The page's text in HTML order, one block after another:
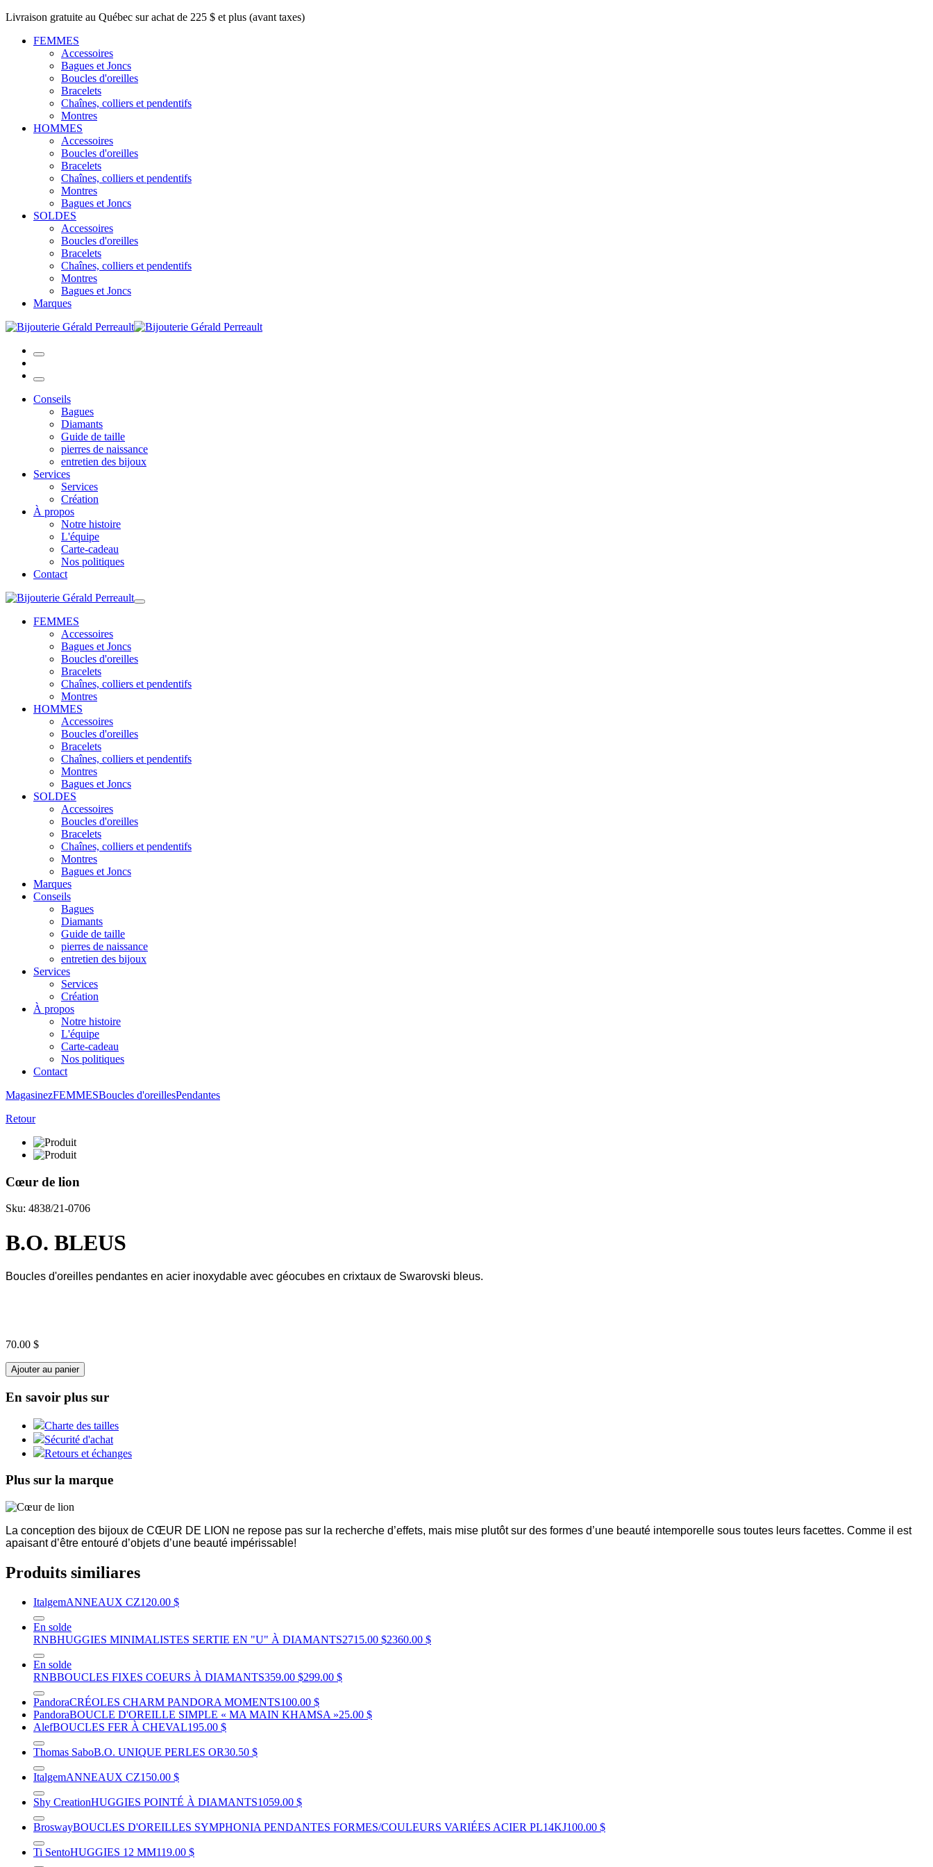
Livraison gratuite au Québec sur achat de 225 $ et plus (avant taxes)
FEMMES
Accessoires
Bagues et Joncs
Boucles d'oreilles
Bracelets
Chaînes, colliers et pendentifs
Montres
HOMMES
Accessoires
Boucles d'oreilles
Bracelets
Chaînes, colliers et pendentifs
Montres
Bagues et Joncs
SOLDES
Accessoires
Boucles d'oreilles
Bracelets
Chaînes, colliers et pendentifs
Montres
Bagues et Joncs
Marques
Conseils
Bagues
Diamants
Guide de taille
pierres de naissance
entretien des bijoux
Services
Services
Création
À propos
Notre histoire
L'équipe
Carte-cadeau
Nos politiques
Contact
FEMMES
Accessoires
Bagues et Joncs
Boucles d'oreilles
Bracelets
Chaînes, colliers et pendentifs
Montres
HOMMES
Accessoires
Boucles d'oreilles
Bracelets
Chaînes, colliers et pendentifs
Montres
Bagues et Joncs
SOLDES
Accessoires
Boucles d'oreilles
Bracelets
Chaînes, colliers et pendentifs
Montres
Bagues et Joncs
Marques
Conseils
Bagues
Diamants
Guide de taille
pierres de naissance
entretien des bijoux
Services
Services
Création
À propos
Notre histoire
L'équipe
Carte-cadeau
Nos politiques
Contact
MagasinezFEMMESBoucles d'oreillesPendantes
Retour
Cœur de lion
Sku: 4838/21-0706
B.O. BLEUS
Boucles d'oreilles pendantes en acier inoxydable avec géocubes en crixtaux de Swarovski bleus.
70.00 $
Ajouter au panier
En savoir plus sur
Charte des tailles
Sécurité d'achat
Retours et échanges
Plus sur la marque
La conception des bijoux de CŒUR DE LION ne repose pas sur la recherche d’effets, mais mise plutôt sur des formes d’une beauté intemporelle sous toutes leurs facettes. Comme il est
apaisant d’être entouré d’objets d’une beauté impérissable!
Produits similiares
ItalgemANNEAUX CZ120.00 $
En solde
RNBHUGGIES MINIMALISTES SERTIE EN "U" À DIAMANTS2715.00 $2360.00 $
En solde
RNBBOUCLES FIXES COEURS À DIAMANTS359.00 $299.00 $
PandoraCRÉOLES CHARM PANDORA MOMENTS100.00 $
PandoraBOUCLE D'OREILLE SIMPLE « MA MAIN KHAMSA »25.00 $
AlefBOUCLES FER À CHEVAL195.00 $
Thomas SaboB.O. UNIQUE PERLES OR30.50 $
ItalgemANNEAUX CZ150.00 $
Shy CreationHUGGIES POINTÉ À DIAMANTS1059.00 $
BroswayBOUCLES D'OREILLES SYMPHONIA PENDANTES FORMES/COULEURS VARIÉES ACIER PL14KJ100.00 $
Ti SentoHUGGIES 12 MM119.00 $